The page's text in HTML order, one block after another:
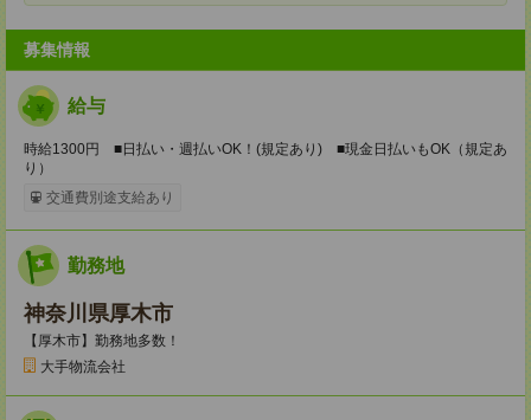
募集情報
給与
時給1300円 ■日払い・週払いOK！(規定あり) ■現金日払いもOK（規定あ
り）
交通費別途支給あり
勤務地
神奈川県厚木市
【厚木市】勤務地多数！
大手物流会社